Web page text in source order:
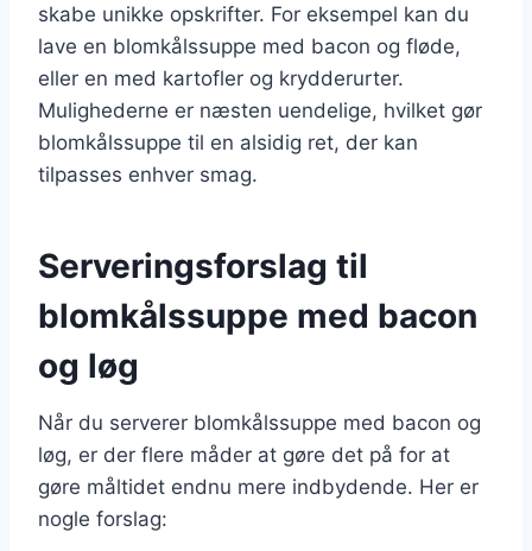
skabe unikke opskrifter. For eksempel kan du
lave en blomkålssuppe med bacon og fløde,
eller en med kartofler og krydderurter.
Mulighederne er næsten uendelige, hvilket gør
blomkålssuppe til en alsidig ret, der kan
tilpasses enhver smag.
Serveringsforslag til
blomkålssuppe med bacon
og løg
Når du serverer blomkålssuppe med bacon og
løg, er der flere måder at gøre det på for at
gøre måltidet endnu mere indbydende. Her er
nogle forslag: